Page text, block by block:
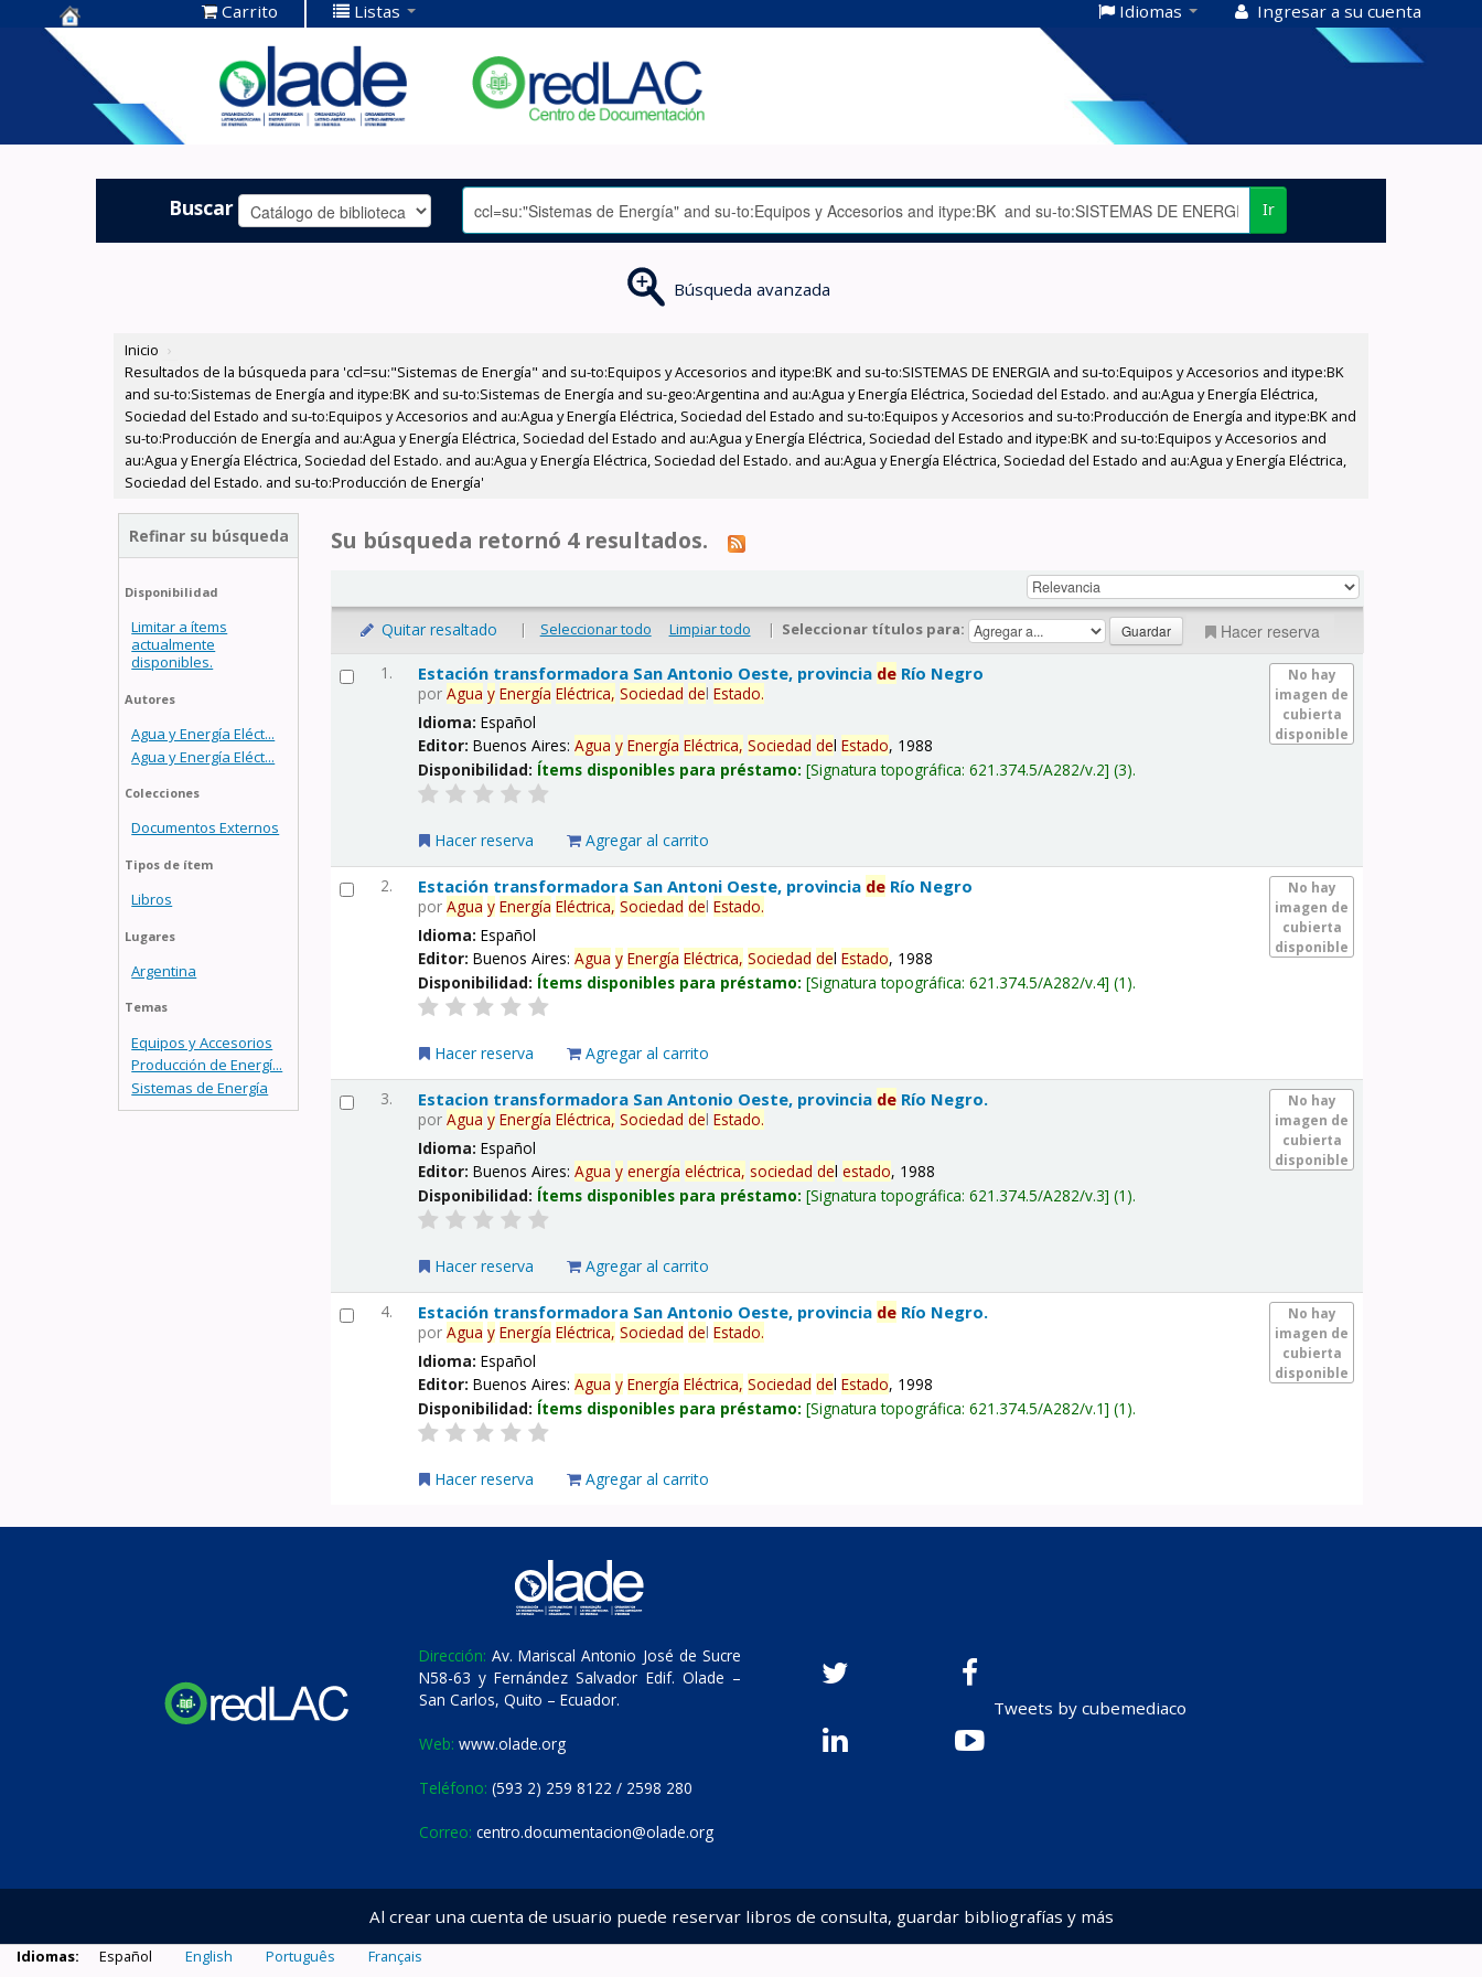
Centro de
Documentación
OLADE -
Carrito Listas Idiomas Ingresar a su cuenta
Buscar Ir
Búsqueda avanzada
Inicio ›
Resultados de la búsqueda para 'ccl=su:"Sistemas de Energía" and su-to:Equipos y Accesorios and itype:BK and su-to:SISTEMAS DE ENERGIA and su-to:Equipos y Accesorios and itype:BK
and su-to:Sistemas de Energía and itype:BK and su-to:Sistemas de Energía and su-geo:Argentina and au:Agua y Energía Eléctrica, Sociedad del Estado. and au:Agua y Energía Eléctrica,
Sociedad del Estado and su-to:Equipos y Accesorios and au:Agua y Energía Eléctrica, Sociedad del Estado and su-to:Equipos y Accesorios and su-to:Producción de Energía and itype:BK and
su-to:Producción de Energía and au:Agua y Energía Eléctrica, Sociedad del Estado and au:Agua y Energía Eléctrica, Sociedad del Estado and itype:BK and su-to:Equipos y Accesorios and
au:Agua y Energía Eléctrica, Sociedad del Estado. and au:Agua y Energía Eléctrica, Sociedad del Estado. and au:Agua y Energía Eléctrica, Sociedad del Estado and au:Agua y Energía Eléctrica,
Sociedad del Estado. and su-to:Producción de Energía'
Refinar su búsqueda
Disponibilidad
Limitar a ítems
actualmente
disponibles.
Autores
Agua y Energía Eléct...
Agua y Energía Eléct...
Colecciones
Documentos Externos
Tipos de ítem
Libros
Lugares
Argentina
Temas
Equipos y Accesorios
Producción de Energí...
Sistemas de Energía
Su búsqueda retornó 4 resultados.
Quitar resaltado | Seleccionar todo Limpiar todo | Seleccionar títulos para: Hacer reserva
1.
No hay
imagen de
cubierta
disponible
Estación transformadora San Antonio Oeste, provincia de Río Negro
porAgua y Energía Eléctrica, Sociedad delEstado.
Idioma:Español
Editor:Buenos Aires:Agua y Energía Eléctrica, Sociedad delEstado, 1988
Disponibilidad: Ítems disponibles para préstamo: Signatura topográfica:621.374.5/A282/v.2 (3).
Hacer reserva Agregar al carrito
2.
No hay
imagen de
cubierta
disponible
Estación transformadora San Antoni Oeste, provincia de Río Negro
porAgua y Energía Eléctrica, Sociedad delEstado.
Idioma:Español
Editor:Buenos Aires:Agua y Energía Eléctrica, Sociedad delEstado, 1988
Disponibilidad: Ítems disponibles para préstamo: Signatura topográfica:621.374.5/A282/v.4 (1).
Hacer reserva Agregar al carrito
3.
No hay
imagen de
cubierta
disponible
Estacion transformadora San Antonio Oeste, provincia de Río Negro.
porAgua y Energía Eléctrica, Sociedad delEstado.
Idioma:Español
Editor:Buenos Aires:Agua y energía eléctrica, sociedad delestado, 1988
Disponibilidad: Ítems disponibles para préstamo: Signatura topográfica:621.374.5/A282/v.3 (1).
Hacer reserva Agregar al carrito
4.
No hay
imagen de
cubierta
disponible
Estación transformadora San Antonio Oeste, provincia de Río Negro.
porAgua y Energía Eléctrica, Sociedad delEstado.
Idioma:Español
Editor:Buenos Aires:Agua y Energía Eléctrica, Sociedad delEstado, 1998
Disponibilidad: Ítems disponibles para préstamo: Signatura topográfica:621.374.5/A282/v.1 (1).
Hacer reserva Agregar al carrito
Dirección: Av. Mariscal Antonio José de Sucre
N58-63 y Fernández Salvador Edif. Olade –
San Carlos, Quito – Ecuador.
Web: www.olade.org
Teléfono: (593 2) 259 8122 / 2598 280
Correo: centro.documentacion@olade.org
Tweets by cubemediaco
Al crear una cuenta de usuario puede reservar libros de consulta, guardar bibliografías y más
Idiomas: Español English Português Français